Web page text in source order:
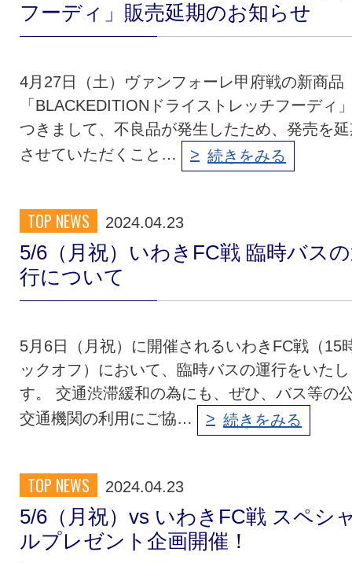
フーディ」販売延期のお知らせ
4月27日（土）ヴァンフォーレ甲府戦の新商品
「BLACKEDITIONドライストレッチフーディ
つきまして、不良品が発生したため、発売を
させていただくこと…
続きをみる
TOP NEWS 2024.04.23
5/6（月祝）いわきFC戦 臨時バス
行について
5月6日（月祝）に開催されるいわきFC戦（15
ックオフ）において、臨時バスの運行をいた
す。 交通渋滞緩和の為にも、ぜひ、バス等の
交通機関の利用にご協…
続きをみる
TOP NEWS 2024.04.23
5/6（月祝）vs いわきFC戦 スペシ
ルプレゼント企画開催！